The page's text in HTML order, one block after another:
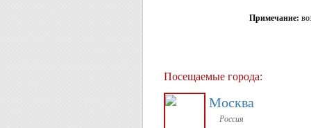
Примечание:
Посещаемые города:
Москва
Россия